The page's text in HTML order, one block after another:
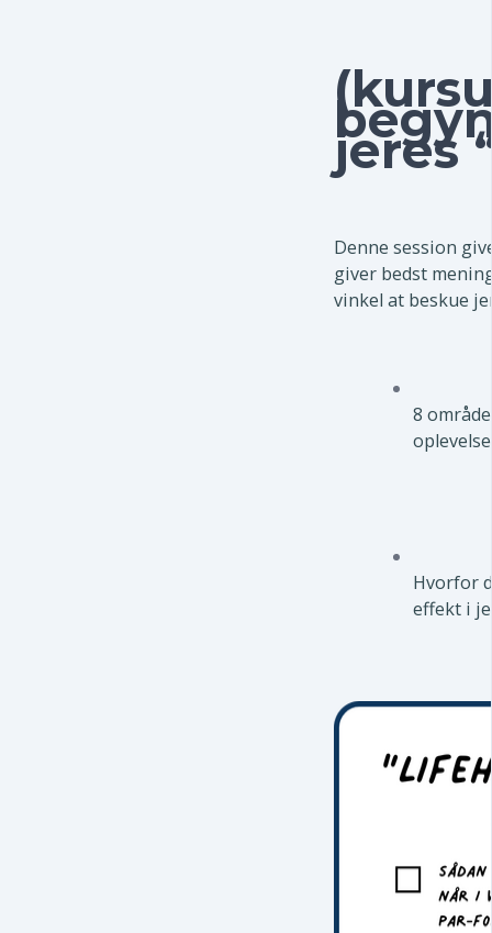
jeres
Denne session
giver bedst
vinkel at beskue
8
Hvorfor
effekt i